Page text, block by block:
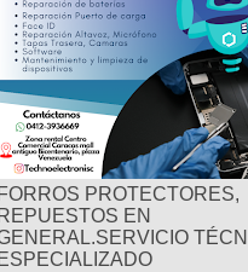
FORROS PROTECTORES,
REPUESTOS EN
ESPECIALIZADO